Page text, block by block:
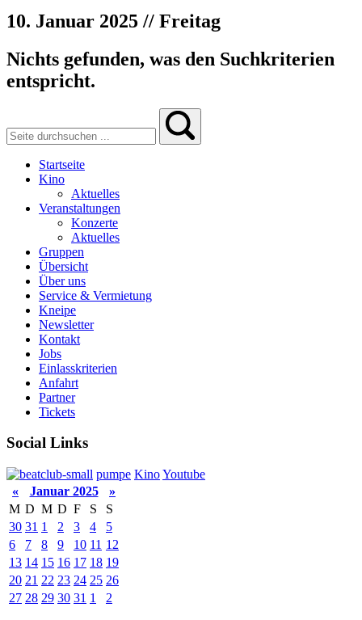
10. Januar 2025 // Freitag
Nichts gefunden, was den Suchkriterien
entspricht.
Startseite
Kino
Aktuelles
Veranstaltungen
Konzerte
Aktuelles
Gruppen
Übersicht
Über uns
Service & Vermietung
Kneipe
Newsletter
Kontakt
Jobs
Einlasskriterien
Anfahrt
Partner
Tickets
Social Links
pumpe KinoYoutube
«
Januar 2025
»
M D M D F S
S
30 31 1 2 3 4
5
6
7 8 9 10 11 12
13 14 15 16 17 18 19
20 21 22 23 24 25 26
27 28 29 30 31 1 2